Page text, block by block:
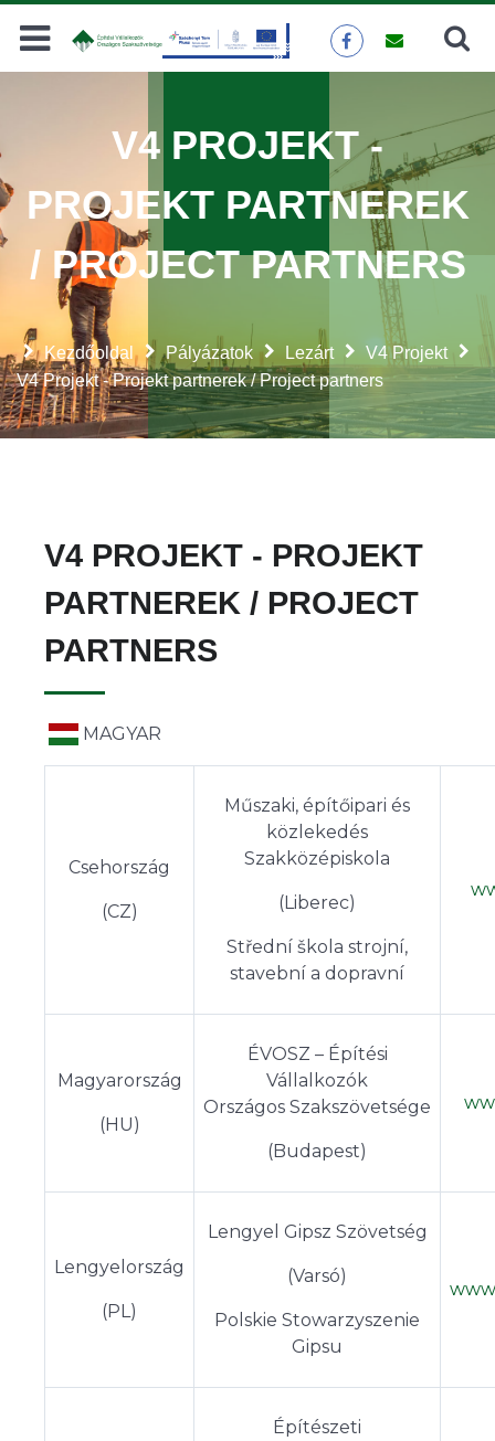
Keresés
Kezdőoldal Pályázatok Lezárt
V4 Projekt
V4 Projekt - Projekt partnerek / Project partners
V4 PROJEKT -
PROJEKT PARTNEREK
/ PROJECT PARTNERS
V4 PROJEKT - PROJEKT
PARTNEREK / PROJECT
PARTNERS
MAGYAR
Csehország
(CZ)
Műszaki, építőipari és
közlekedés
Szakközépiskola
(Liberec)
Střední škola strojní,
stavební a dopravní
Magyarország
(HU)
ÉVOSZ – Építési
Vállalkozók
Országos Szakszövetsége
(Budapest)
Lengyelország
(PL)
Lengyel Gipsz Szövetség
(Varsó)
Polskie Stowarzyszenie
Gipsu
Építészeti